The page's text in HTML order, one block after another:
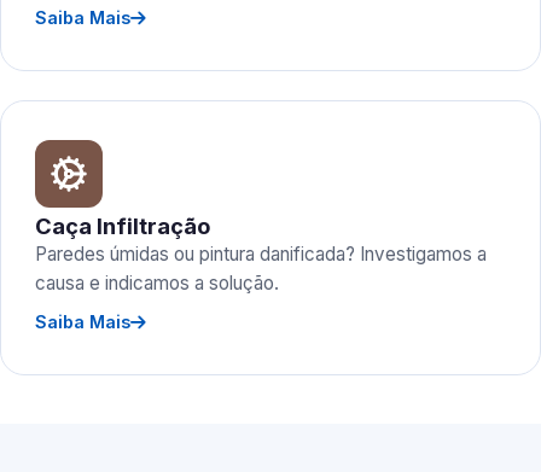
Saiba Mais
Caça Infiltração
Paredes úmidas ou pintura danificada? Investigamos a
causa e indicamos a solução.
Saiba Mais